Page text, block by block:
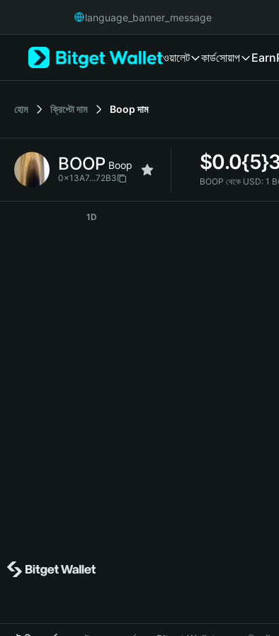
Русский
Italiano
简体中文
繁體中文
Bahasa Indonesia
language_banner_message
ওয়ালেট কার্ডসোয়াপ Earn
হোম ক্রিপ্টো দাম Boop দাম
BOOP Boop
0x13A7...72B3
$
BOOP থেকে USD: 1
1D